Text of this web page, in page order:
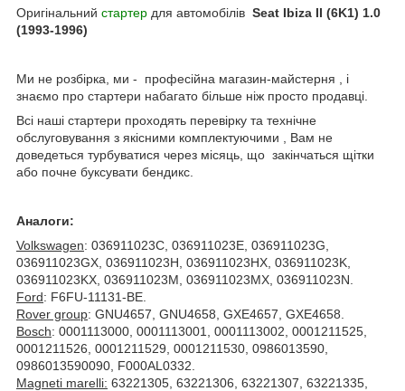
Оригінальний стартер для автомобілів Seat Ibiza II (6K1) 1.0
(1993-1996)
Ми не розбірка, ми - професійна магазин-майстерня , і
знаємо про стартери набагато більше ніж просто продавці.
Всі наші стартери проходять перевірку та технічне
обслуговування з якісними комплектуючими , Вам не
доведеться турбуватися через місяць, що закінчаться щітки
або почне буксувати бендикс.
Аналоги:
Volkswagen: 036911023C, 036911023E, 036911023G,
036911023GX, 036911023H, 036911023HX, 036911023K,
036911023KX, 036911023M, 036911023MX, 036911023N.
Ford: F6FU-11131-BE.
Rover group: GNU4657, GNU4658, GXE4657, GXE4658.
Bosch: 0001113000, 0001113001, 0001113002, 0001211525,
0001211526, 0001211529, 0001211530, 0986013590,
0986013590090, F000AL0332.
Magneti marelli: 63221305, 63221306, 63221307, 63221335,